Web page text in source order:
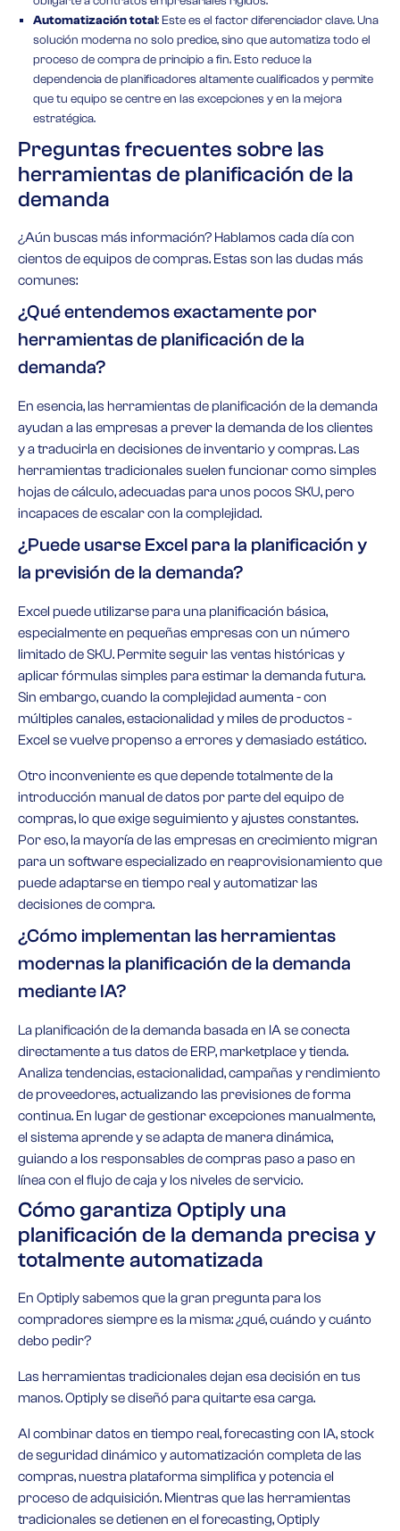
Automatización total: Este es el factor diferenciador clave. Una
solución moderna no solo predice, sino que automatiza todo el
proceso de compra de principio a fin. Esto reduce la
dependencia de planificadores altamente cualificados y permite
que tu equipo se centre en las excepciones y en la mejora
estratégica.
Preguntas frecuentes sobre las
herramientas de planificación de la
demanda
¿Aún buscas más información? Hablamos cada día con
cientos de equipos de compras. Estas son las dudas más
comunes:
¿Qué entendemos exactamente por
herramientas de planificación de la
demanda?
En esencia, las herramientas de planificación de la demanda
ayudan a las empresas a prever la demanda de los clientes
y a traducirla en decisiones de inventario y compras. Las
herramientas tradicionales suelen funcionar como simples
hojas de cálculo, adecuadas para unos pocos SKU, pero
incapaces de escalar con la complejidad.
¿Puede usarse Excel para la planificación y
la previsión de la demanda?
Excel puede utilizarse para una planificación básica,
especialmente en pequeñas empresas con un número
limitado de SKU. Permite seguir las ventas históricas y
aplicar fórmulas simples para estimar la demanda futura.
Sin embargo, cuando la complejidad aumenta - con
múltiples canales, estacionalidad y miles de productos -
Excel se vuelve propenso a errores y demasiado estático.
Otro inconveniente es que depende totalmente de la
introducción manual de datos por parte del equipo de
compras, lo que exige seguimiento y ajustes constantes.
Por eso, la mayoría de las empresas en crecimiento migran
para un software especializado en reaprovisionamiento que
puede adaptarse en tiempo real y automatizar las
decisiones de compra.
¿Cómo implementan las herramientas
modernas la planificación de la demanda
mediante IA?
La planificación de la demanda basada en IA se conecta
directamente a tus datos de ERP, marketplace y tienda.
Analiza tendencias, estacionalidad, campañas y rendimiento
de proveedores, actualizando las previsiones de forma
continua. En lugar de gestionar excepciones manualmente,
el sistema aprende y se adapta de manera dinámica,
guiando a los responsables de compras paso a paso en
línea con el flujo de caja y los niveles de servicio.
Cómo garantiza Optiply una
planificación de la demanda precisa y
totalmente automatizada
En Optiply sabemos que la gran pregunta para los
compradores siempre es la misma: ¿qué, cuándo y cuánto
debo pedir?
Las herramientas tradicionales dejan esa decisión en tus
manos. Optiply se diseñó para quitarte esa carga.
Al combinar datos en tiempo real, forecasting con IA, stock
de seguridad dinámico y automatización completa de las
compras, nuestra plataforma simplifica y potencia el
proceso de adquisición. Mientras que las herramientas
tradicionales se detienen en el forecasting, Optiply